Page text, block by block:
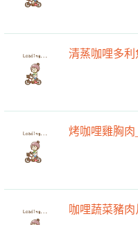
清蒸咖哩多
烤咖哩雞胸
咖哩蔬菜豬